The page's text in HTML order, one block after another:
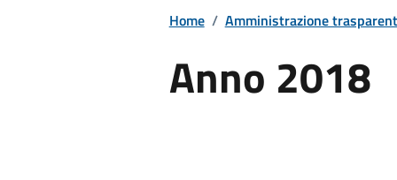
Home / Amministrazione
Anno 2018